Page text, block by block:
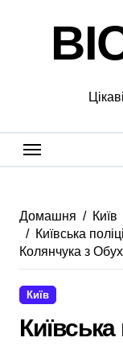
Домашня
Київ
Київська
Колянчука з
Київ